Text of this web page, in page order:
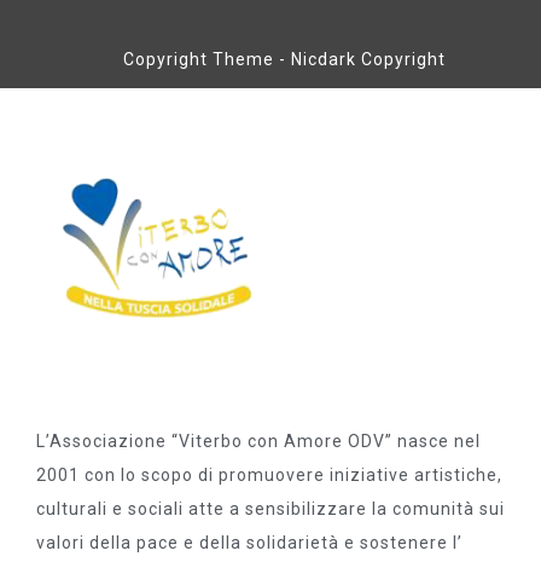
Copyright Theme - Nicdark Copyright
L’Associazione “Viterbo con Amore ODV” nasce nel
2001 con lo scopo di promuovere iniziative artistiche,
culturali e sociali atte a sensibilizzare la comunità sui
valori della pace e della solidarietà e sostenere l’